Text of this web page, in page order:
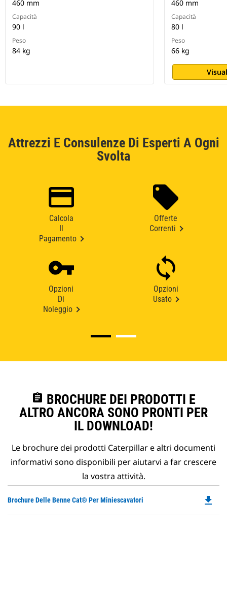
460 mm
Capacità
90 l
Peso
84 kg
460 mm
Capacità
80 l
Peso
66 kg
Attrezzi E Consulenze Di Esperti A Ogni
Svolta
Calcola
Pagamento
Offerte
Correnti
Opzioni
Di
Noleggio
Opzioni
Usato
assignment BROCHURE DEI PRODOTTI E
ALTRO ANCORA SONO PRONTI PER
IL DOWNLOAD!
Le brochure dei prodotti Caterpillar e altri documenti
informativi sono disponibili per aiutarvi a far crescere
la vostra attività.
Brochure Delle Benne Cat® Per Miniescavatori file_download